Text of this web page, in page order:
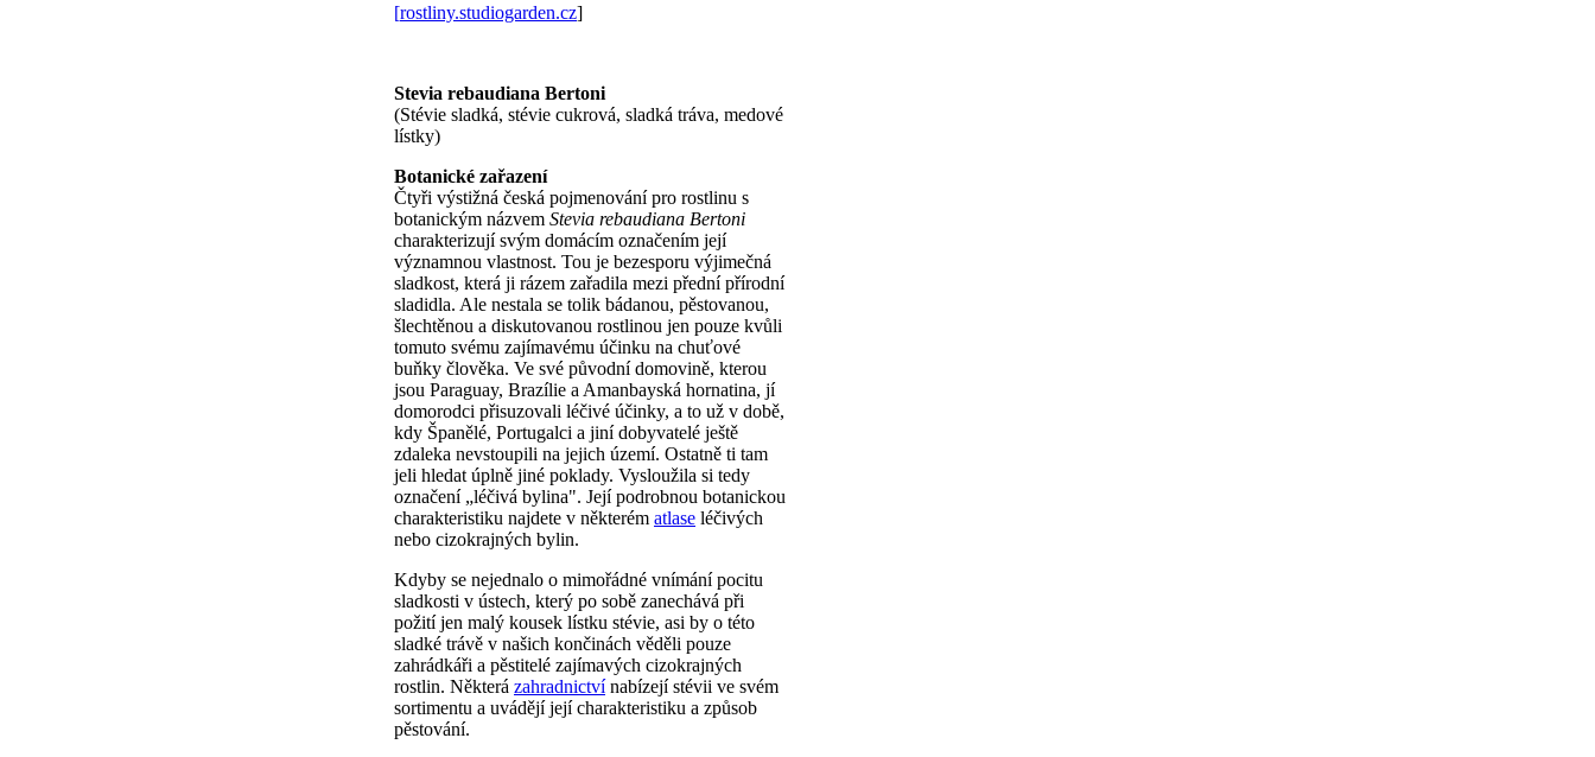
[rostliny.studiogarden.cz]
Stevia rebaudiana Bertoni
(Stévie sladká, stévie cukrová, sladká tráva, medové
lístky)
Botanické zařazení
Čtyři výstižná česká pojmenování pro rostlinu s
botanickým názvem Stevia rebaudiana Bertoni
charakterizují svým domácím označením její
významnou vlastnost. Tou je bezesporu výjimečná
sladkost, která ji rázem zařadila mezi přední přírodní
sladidla. Ale nestala se tolik bádanou, pěstovanou,
šlechtěnou a diskutovanou rostlinou jen pouze kvůli
tomuto svému zajímavému účinku na chuťové
buňky člověka. Ve své původní domovině, kterou
jsou Paraguay, Brazílie a Amanbayská hornatina, jí
domorodci přisuzovali léčivé účinky, a to už v době,
kdy Španělé, Portugalci a jiní dobyvatelé ještě
zdaleka nevstoupili na jejich území. Ostatně ti tam
jeli hledat úplně jiné poklady. Vysloužila si tedy
označení „léčivá bylina". Její podrobnou botanickou
charakteristiku najdete v některém atlase léčivých
nebo cizokrajných bylin.
Kdyby se nejednalo o mimořádné vnímání pocitu
sladkosti v ústech, který po sobě zanechává při
požití jen malý kousek lístku stévie, asi by o této
sladké trávě v našich končinách věděli pouze
zahrádkáři a pěstitelé zajímavých cizokrajných
rostlin. Některá zahradnictvínabízejí stévii ve svém
sortimentu a uvádějí její charakteristiku a způsob
pěstování.